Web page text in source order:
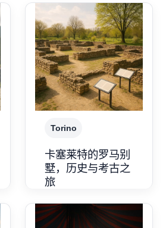
Torino
卡塞莱特的罗马别
墅，历史与考古之
旅